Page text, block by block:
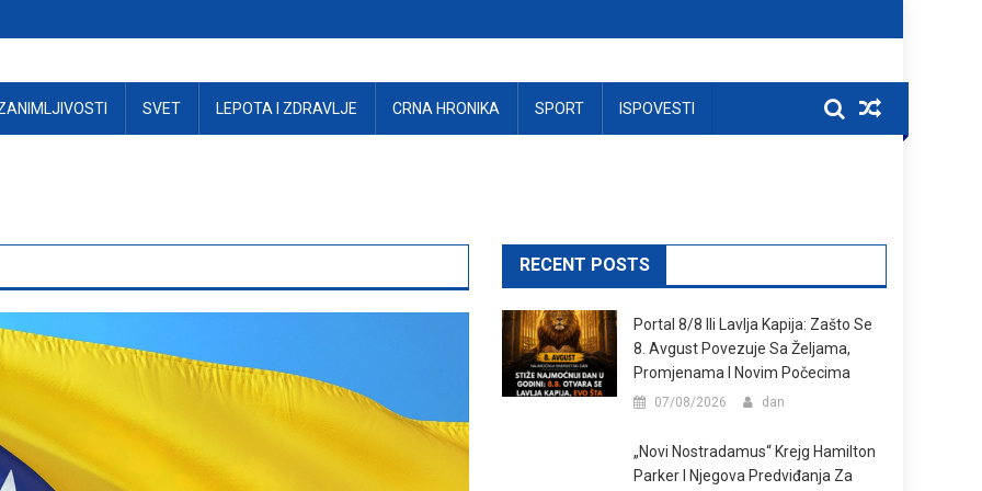
SVET LEPOTA I ZDRAVLJE CRNA HRONIKA SPORT ISPOVESTI
RECENT POSTS
Portal 8/8 Ili Lavlja Kapija: Zašto Se
8. Avgust Povezuje Sa Željama,
Promjenama I Novim Počecima
07/08/2026 dan
„Novi Nostradamus“ Krejg Hamilton
Parker I Njegova Predviđanja Za